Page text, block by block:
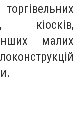
кіосків,
малих